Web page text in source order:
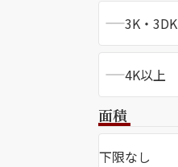
シャーメゾンライフ CLUB
シャーメゾンライフ GUARD
3K・3DK
4K以上
面積